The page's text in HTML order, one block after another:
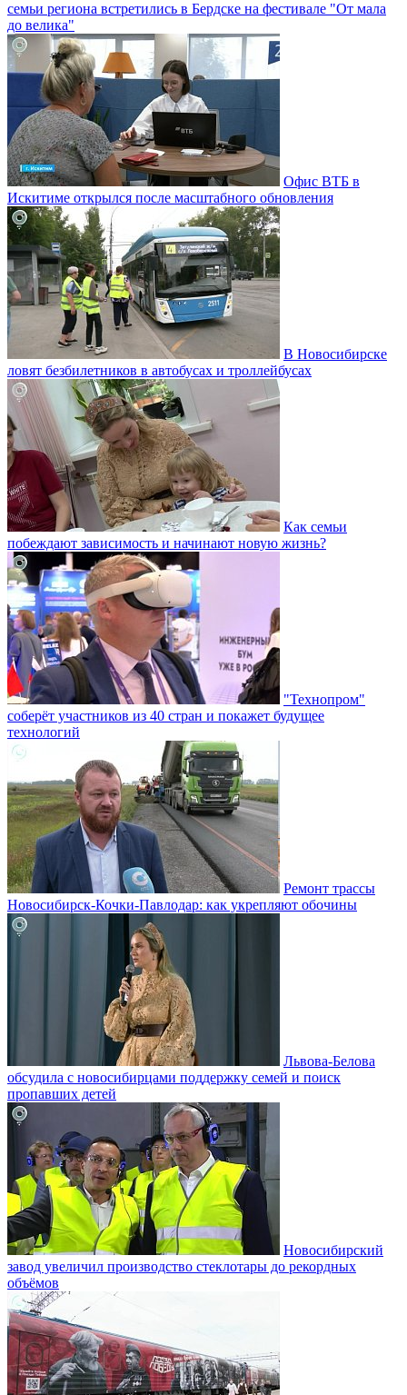
семьи региона встретились в Бердске на фестивале "От мала
до велика"
Офис ВТБ в
Искитиме открылся после масштабного обновления
В Новосибирске
ловят безбилетников в автобусах и троллейбусах
Как семьи
побеждают зависимость и начинают новую жизнь?
"Технопром"
соберёт участников из 40 стран и покажет будущее
технологий
Ремонт трассы
Новосибирск-Кочки-Павлодар: как укрепляют обочины
Львова-Белова
обсудила с новосибирцами поддержку семей и поиск
пропавших детей
Новосибирский
завод увеличил производство стеклотары до рекордных
объёмов